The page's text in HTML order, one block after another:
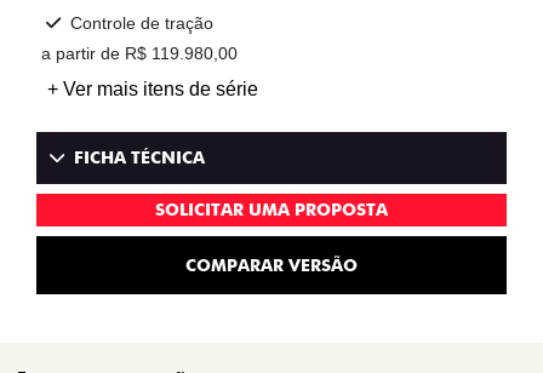
Controle de tração
a partir de R$ 119.980,00
+ Ver mais itens de série
FICHA TÉCNICA
SOLICITAR UMA PROPOSTA
COMPARAR VERSÃO